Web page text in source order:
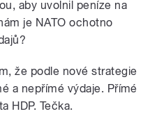
aby uvolnil peníze na
je NATO ochotno
že podle nové strategie
a nepřímé výdaje. Přímé
HDP. Tečka.